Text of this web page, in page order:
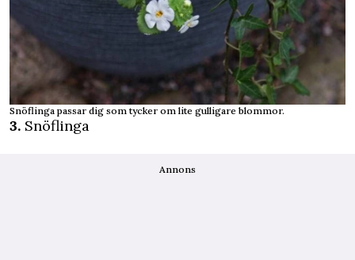
Snöflinga passar dig som tycker om lite gulligare blommor.
3. Snöflinga
Annons